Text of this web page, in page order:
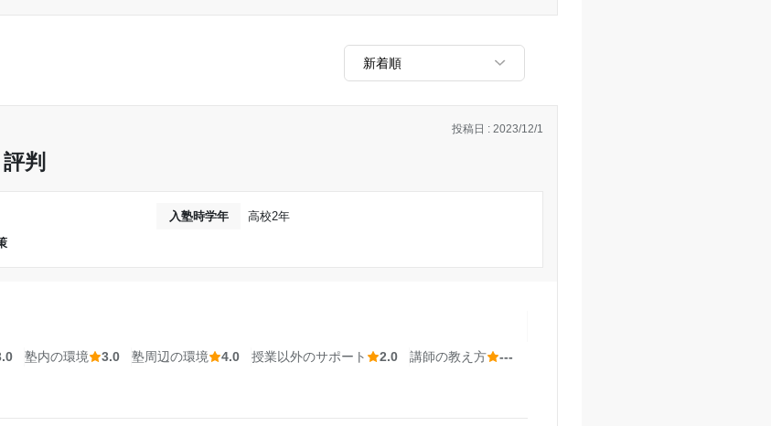
いる。
あまり密に関わるような塾ではなかった。方針を決
める面談などは定期的に行ってくれた。
やり方は私には合わず、成績が上がらなかった。
判
投稿日 : 2023/12/1
入塾時学年
高校2年
塾内の環境 3.0 塾周辺の環境 4.0 授業以外のサポート 2.0 講師の教え方 ---